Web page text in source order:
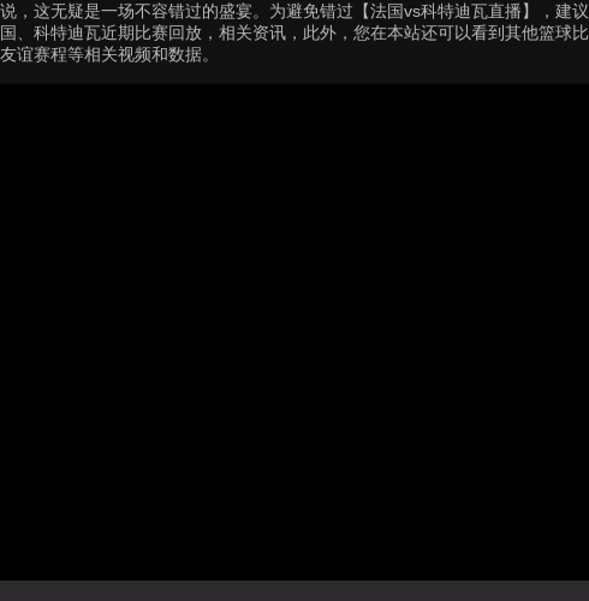
，这无疑是一场不容错过的盛宴。为避免错过【法国vs科特迪瓦直播】，建议
、科特迪瓦近期比赛回放，相关资讯，此外，您在本站还可以看到其他篮球比
谊赛程等相关视频和数据。